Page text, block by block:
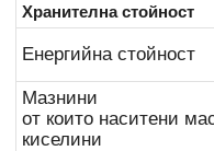
Хранителна стойност
Енергийна стойност
Мазнини
от които наситени
киселини